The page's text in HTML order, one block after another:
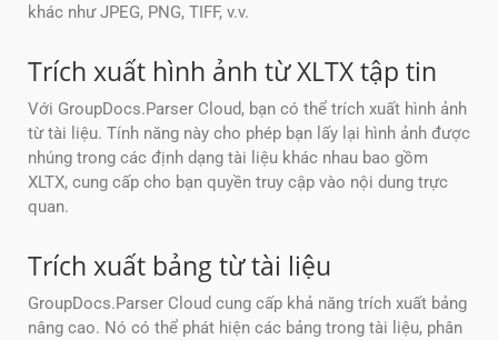
khác như JPEG, PNG, TIFF, v.v.
Trích xuất hình ảnh từ XLTX tập tin
Với GroupDocs.Parser Cloud, bạn có thể trích xuất hình ảnh
từ tài liệu. Tính năng này cho phép bạn lấy lại hình ảnh được
nhúng trong các định dạng tài liệu khác nhau bao gồm
XLTX, cung cấp cho bạn quyền truy cập vào nội dung trực
quan.
Trích xuất bảng từ tài liệu
GroupDocs.Parser Cloud cung cấp khả năng trích xuất bảng
nâng cao. Nó có thể phát hiện các bảng trong tài liệu, phân